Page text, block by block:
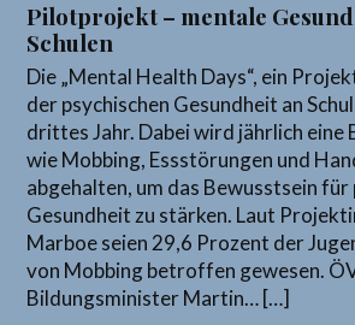
Pilotprojekt – mentale
Schulen
Die „Mental Health Days“, ein
der psychischen Gesundheit an
drittes Jahr. Dabei wird jährlich eine
wie Mobbing, Essstörungen und
abgehalten, um das Bewusstsein für
Gesundheit zu stärken. Laut
Marboe seien 29,6 Prozent der
von Mobbing betroffen gewesen.
Bildungsminister Martin… […]